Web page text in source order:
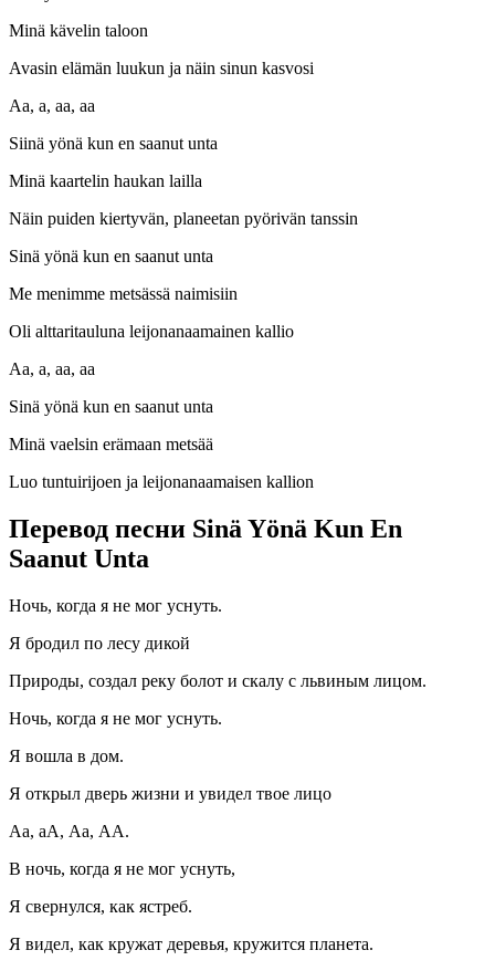
Minä kävelin taloon
Avasin elämän luukun ja näin sinun kasvosi
Aa, a, aa, aa
Siinä yönä kun en saanut unta
Minä kaartelin haukan lailla
Näin puiden kiertyvän, planeetan pyörivän tanssin
Sinä yönä kun en saanut unta
Me menimme metsässä naimisiin
Oli alttaritauluna leijonanaamainen kallio
Aa, a, aa, aa
Sinä yönä kun en saanut unta
Minä vaelsin erämaan metsää
Luo tuntuirijoen ja leijonanaamaisen kallion
Перевод песни Sinä Yönä Kun En
Saanut Unta
Ночь, когда я не мог уснуть.
Я бродил по лесу дикой
Природы, создал реку болот и скалу с львиным лицом.
Ночь, когда я не мог уснуть.
Я вошла в дом.
Я открыл дверь жизни и увидел твое лицо
Аа, аА, Аа, АА.
В ночь, когда я не мог уснуть,
Я свернулся, как ястреб.
Я видел, как кружат деревья, кружится планета.